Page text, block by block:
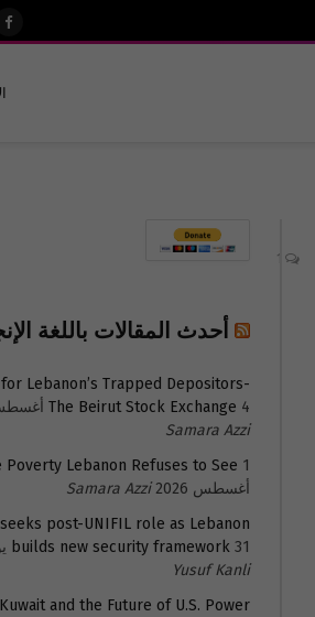
أحدث المقالات باللغة
Lebanon’s Trapped Depositors-
The Beirut Stock Exchange 4 أغسطس 2026
Samara Azzi
Poverty Lebanon Refuses to See 1
أغسطس 2026
Samara Azzi
post-UNIFIL role as Lebanon
builds new security framework 31 يوليو 2026
Yusuf Kanli
Kuwait and the Future of U.S. Power